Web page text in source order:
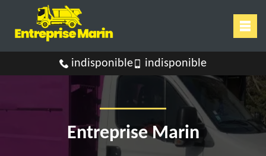
indisponible indisponible
Entreprise Marin